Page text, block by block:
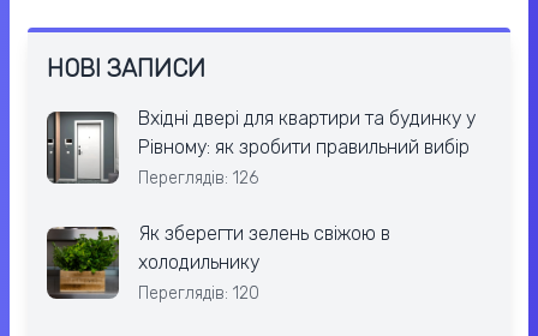
НОВІ ЗАПИСИ
Вхідні двері для квартири та будинку у
Рівному: як зробити правильний вибір
Переглядів: 126
Як зберегти зелень свіжою в
холодильнику
Переглядів: 120